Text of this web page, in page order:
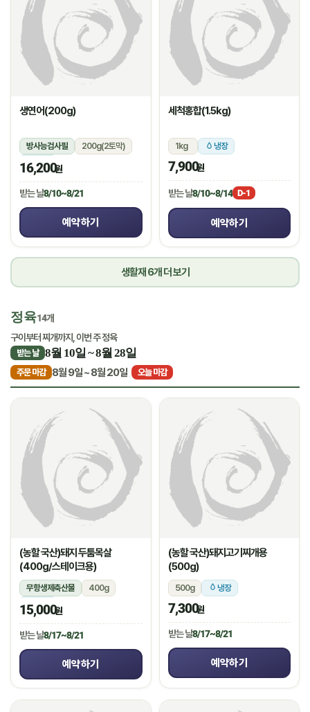
생연어(200g)
방사능검사필
200g(2토막)
냉장
16,200원
받는 날8/10~8/21
예약하기
세척홍합(1.5kg)
1kg 냉장
7,900원
받는 날8/10~8/14 D-1
예약하기
생활재 6개 더 보기
정육14개
구이부터 찌개까지, 이번 주 정육
받는 날 8월 10일 ~ 8월 28일
주문 마감 8월 9일 ~ 8월 20일 오늘 마감
(농할 국산)돼지 두툼목살
(400g/스테이크용)
무항생제축산물
400g
냉장
15,000원
받는 날8/17~8/21
예약하기
(농할 국산)돼지고기찌개용
(500g)
500g 냉장
7,300원
받는 날8/17~8/21
예약하기